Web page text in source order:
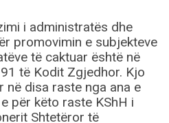
i administratës dhe
promovimin e subjekteve
të caktuar është në
të Kodit Zgjedhor. Kjo
në disa raste nga ana e
për këto raste KShH i
Shtetëror të